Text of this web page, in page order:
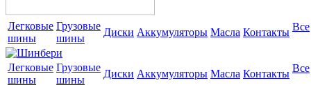
Легковые
шины
Грузовые
шины
Диски Аккумуляторы Масла Контакты Все
Легковые
шины
Грузовые
шины
Диски Аккумуляторы Масла Контакты Все